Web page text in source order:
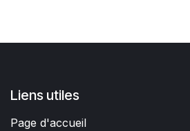
Liens utiles
Page d'accueil